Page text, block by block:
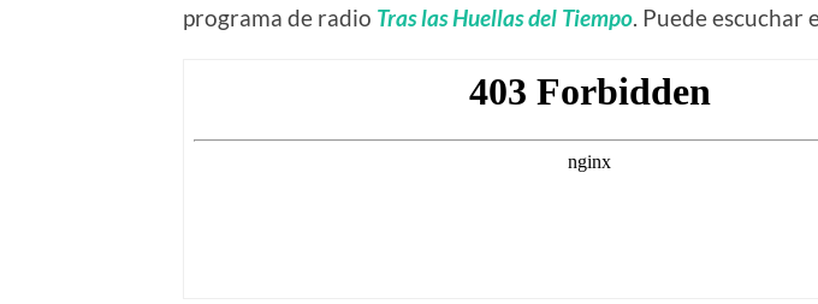
programa de radio Tras las Huellas del Tiempo. Puede escuchar